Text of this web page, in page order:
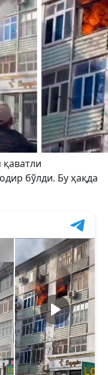
бўлди. Бу ҳақда